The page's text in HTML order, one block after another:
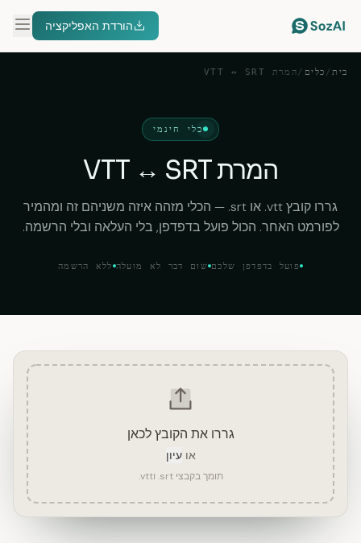
הורדת האפליקציה
בית / כלים / המרת VTT ↔ SRT
כלי חינמי
המרת VTT ↔ SRT
גררו קובץ ‎.vtt‎ או ‎.srt‎ — הכלי מזהה איזה משניהם זה ומהמיר
לפורמט האחר. הכול פועל בדפדפן, בלי העלאה ובלי הרשמה.
פועל בדפדפן שלכם שום דבר לא מועלה ללא הרשמה
גררו את הקובץ לכאן
אועיון
תומך בקבצי ‎.srt‎ ו‎.vtt‎